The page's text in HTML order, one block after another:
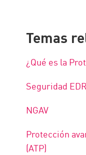
Temas
¿Qué es la
Seguridad EDR
NGAV
Protección
(ATP)